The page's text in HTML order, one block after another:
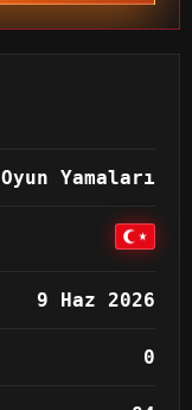
Oyun Yamaları
9 Haz 2026
0